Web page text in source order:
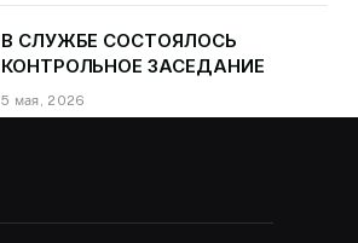
В СЛУЖБЕ СОСТОЯЛОСЬ
КОНТРОЛЬНОЕ ЗАСЕДАНИЕ
5 мая, 2026